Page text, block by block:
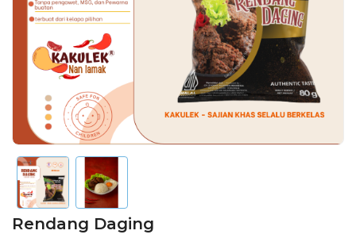
Rendang Daging